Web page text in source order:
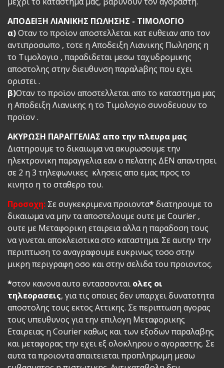
ΑΠΟΔΕΙΞΗ ΛΙΑΝΙΚΗΣ ΠΩΛΗΣΗΣ - ΤΙΜΟΛΟΓΙΟ
α)Οταν το προϊον αποστελλεται κατ ευθειαν απο τον
αντιπροσωπο , τοτε η Αποδειξη Λιανικης Πωλησης η
το Τιμολογιο , παραδιδεται μεσω ταχυδρομικης
αποστολης στην διευθυνση παραλaβης που εχει
οριστει .
β)Οταν το προϊον αποστελλεται απο το καταστημα μας
η Αποδειξη Λιανικης η το Τιμολογιο συνοδευουν το
προϊον .
ΑΚΥΡΩΣΗ ΠΑΡΑΓΓΕΛΙΑΣ απο την πλευρα μας
Διατηρουμε το δικαιωμα να ακυρωσουμε την
ηλεκτρονικη παραγγελια εαν ο πελατης ΔΕΝ απαντησει
σε 2 η 3 τηλεφωνικες κλησεις απο εμας προς το
κινητο η το σταθερο του.
Προσοχη: Σε συγκεκριμενα προιοντα*διατηρουμε το
δικαιωμα να μην τα αποστελουμε ουτε με Courier ,
ουτε με Μεταφορικη εταιρεια αλλα η παραδοση τους
να γινεται αποκλειστικα στο καταστημα. Σε αυτην την
περιπτωση το αναγραφουμε ευκρινως τοσο στην
μικρη περιγραφη οσο και στην σελιδα του προιοντος.
*στον κανονα αυτο εντασσονται ολες οι
τηλεορασεις, για τις οποιες δεν υπαρχει δυνατοτητα
αποστολης τους εκτος Αττικης. Σε περιπτωση αγορας
τους υπευθυνος για την επιλογη Μεταφορικης
Εταιρειας η Courier καθως και των εξοδων παραλαβης
και μεταφορας την εχει εξ ολοκληρου ο αγοραστης. Σε
αυτα τα προιοντα απαιτειεται προπληρωμη μεσω